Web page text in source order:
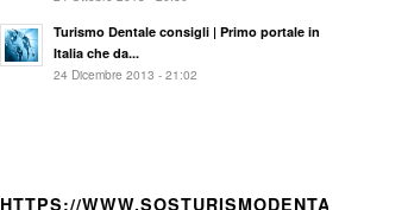
Turismo Dentale consigli | Primo portale in
Italia che da...
24 Dicembre 2013 - 21:02
HTTPS://WWW.SOSTURISMODENTALE.IT/